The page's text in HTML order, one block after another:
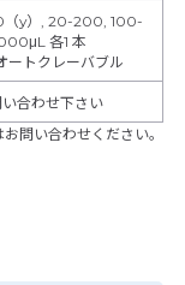
y）, 20-200, 100-
各1 本
ートクレーバブル
い合わせ下さい
問い合わせください。